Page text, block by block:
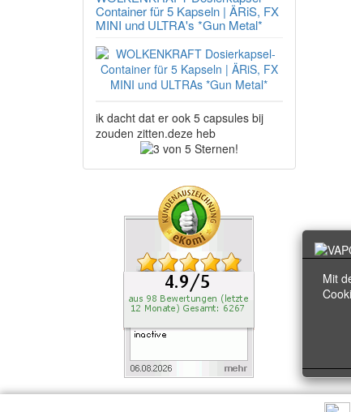
Mit
Container für 5 Kapseln | ÄRiS, FX
MINI und ULTRA's *Gun Metal*
ik dacht dat er ook 5 capsules bij
zouden zitten.deze heb
3